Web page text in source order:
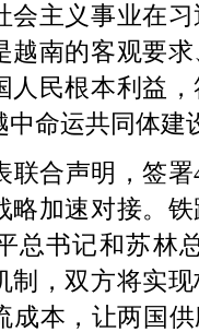
会主义事业在
越南的客观要
人民根本利益
中命运共同体建
联合声明，签
略加速对接。
总书记和苏林
制，双方将实
成本，让两国